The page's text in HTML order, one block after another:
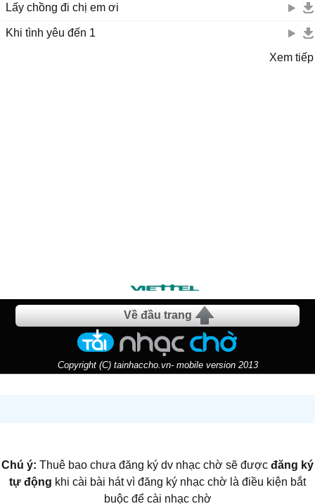
Lấy chồng đi chị em ơi
Khi tình yêu đến 1
Xem tiếp
Về đầu trang
Copyright (C) tainhaccho.vn- mobile version 2013
Chú ý: Thuê bao chưa đăng ký dv nhạc chờ sẽ được đăng ký
tự động khi cài bài hát vì đăng ký nhạc chờ là điều kiện bắt
buộc để cài nhạc chờ